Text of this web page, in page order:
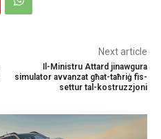
Next article
Il-Ministru Attard jinawgura
simulator avvanzat għat-taħriġ fis-
settur tal-kostruzzjoni